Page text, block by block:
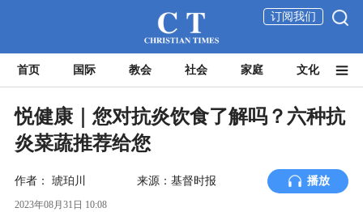
订阅我们
首页 国际 教会 社会 家庭 文化
悦健康｜您对抗炎饮食了解吗？六种抗
炎菜蔬推荐给您
作者： 琥珀川 来源：基督时报 播放
2023年08月31日 10:08